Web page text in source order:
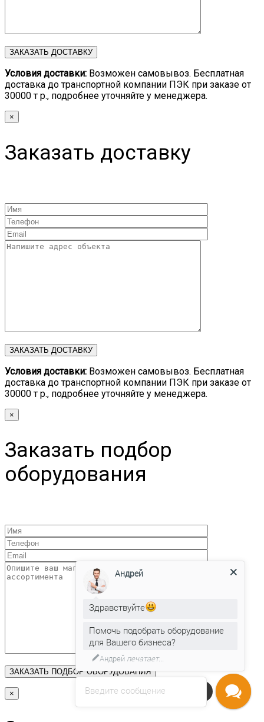
Условия доставки: Возможен самовывоз. Бесплатная
доставка до транспортной компании ПЭК при заказе от
30000 т р., подробнее уточняйте у менеджера.
×
Заказать доставку
Условия доставки: Возможен самовывоз. Бесплатная
доставка до транспортной компании ПЭК при заказе от
30000 т р., подробнее уточняйте у менеджера.
×
Заказать подбор
оборудования
× Напишите нам
Введите сообщение
Андрей
Здравствуйте
Помочь подобрать оборудование
для Вашего бизнеса?
Андрейпечатает...